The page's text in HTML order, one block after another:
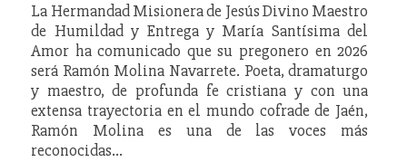
La Hermandad Misionera de Jesús Divino Maestro
de Humildad y Entrega y María Santísima del
Amor ha comunicado que su pregonero en 2026
será Ramón Molina Navarrete. Poeta, dramaturgo
y maestro, de profunda fe cristiana y con una
extensa trayectoria en el mundo cofrade de Jaén,
Ramón Molina es una de las voces más
reconocidas…